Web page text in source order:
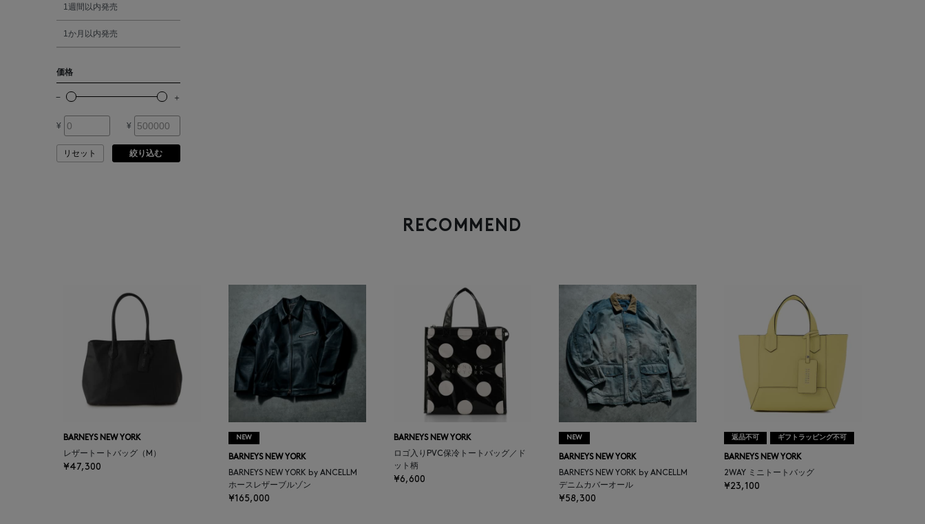
FIRENZE
AURALEE
BALENCIAGA
BARBA
BARNEYS NEW YORK
BASERANGE
シルバー
1週間以内発売
1か月以内発売
価格
¥ ¥
リセット 絞り込む
RECOMMEND
BARNEYS NEW YORK
レザートートバッグ（M）
¥47,300
NEW
BARNEYS NEW YORK
BARNEYS NEW YORK by ANCELLM
ホースレザーブルゾン
¥165,000
BARNEYS NEW YORK
ロゴ入りPVC保冷トートバッグ／ド
ット柄
¥6,600
NEW
BARNEYS NEW YORK
BARNEYS NEW YORK by ANCELLM
デニムカバーオール
¥58,300
返品不可 ギフトラッピング不可
BARNEYS NEW YORK
2WAY ミニトートバッグ
¥23,100